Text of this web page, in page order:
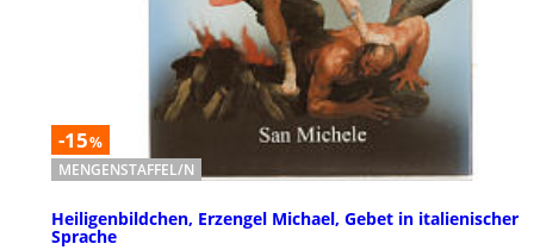
-15%
MENGENSTAFFEL/N
Heiligenbildchen, Erzengel Michael, Gebet in italienischer
Sprache